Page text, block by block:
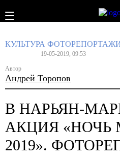
КУЛЬТУРА
19-05-2019, 09:53
Автор
Андрей Торопов
В НАРЬЯН-
АКЦИЯ «НОЧЬ
2019».